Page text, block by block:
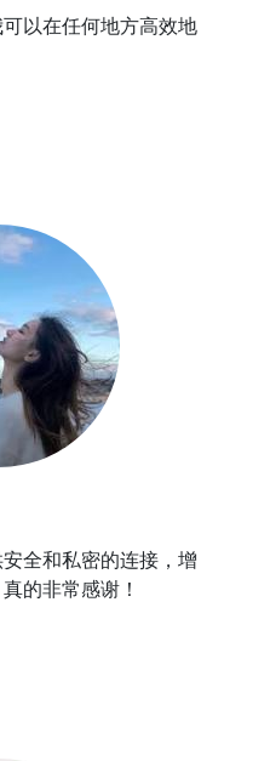
以在任何地方高效地
全和私密的连接，增
的非常感谢！